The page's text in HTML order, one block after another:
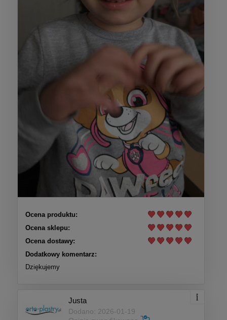
Ocena produktu:
Ocena sklepu:
Ocena dostawy:
Dodatkowy komentarz:
Dziękujemy
Justa
Dodano: 2026-01-19